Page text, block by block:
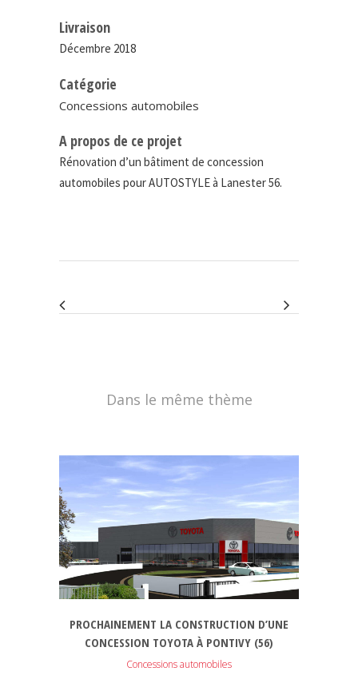
Livraison
Décembre 2018
Catégorie
Concessions automobiles
A propos de ce projet
Rénovation d’un bâtiment de concession
automobiles pour AUTOSTYLE à Lanester 56.
Dans le même thème
PROCHAINEMENT LA CONSTRUCTION D’UNE
CONCESSION TOYOTA À PONTIVY (56)
Concessions automobiles